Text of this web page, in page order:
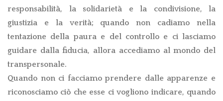
responsabilità, la solidarietà e la condivisione, la
giustizia e la verità; quando non cadiamo nella
tentazione della paura e del controllo e ci lasciamo
guidare dalla fiducia, allora accediamo al mondo del
transpersonale.
Quando non ci facciamo prendere dalle apparenze e
riconosciamo ciò che esse ci vogliono indicare, quando